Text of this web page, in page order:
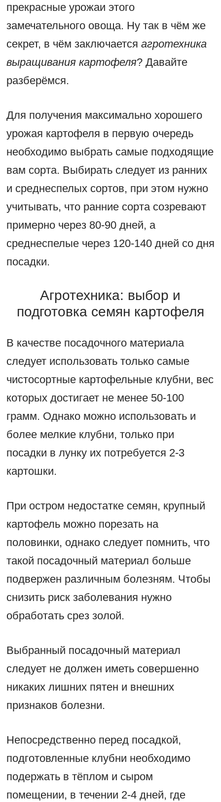
прекрасные урожаи этого
замечательного овоща. Ну так в чём же
секрет, в чём заключается агротехника
выращивания картофеля? Давайте
разберёмся.
Для получения максимально хорошего
урожая картофеля в первую очередь
необходимо выбрать самые подходящие
вам сорта. Выбирать следует из ранних
и среднеспелых сортов, при этом нужно
учитывать, что ранние сорта созревают
примерно через 80-90 дней, а
среднеспелые через 120-140 дней со дня
посадки.
Агротехника: выбор и
подготовка семян картофеля
В качестве посадочного материала
следует использовать только самые
чистосортные картофельные клубни, вес
которых достигает не менее 50-100
грамм. Однако можно использовать и
более мелкие клубни, только при
посадки в лунку их потребуется 2-3
картошки.
При остром недостатке семян, крупный
картофель можно порезать на
половинки, однако следует помнить, что
такой посадочный материал больше
подвержен различным болезням. Чтобы
снизить риск заболевания нужно
обработать срез золой.
Выбранный посадочный материал
следует не должен иметь совершенно
никаких лишних пятен и внешних
признаков болезни.
Непосредственно перед посадкой,
подготовленные клубни необходимо
подержать в тёплом и сыром
помещении, в течении 2-4 дней, где